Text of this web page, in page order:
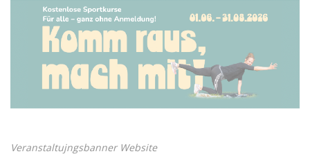
Veranstaltujngsbanner Website